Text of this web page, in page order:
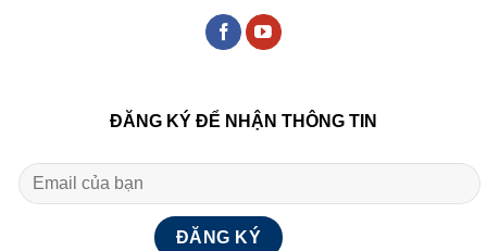
ĐĂNG KÝ ĐỂ NHẬN THÔNG TIN